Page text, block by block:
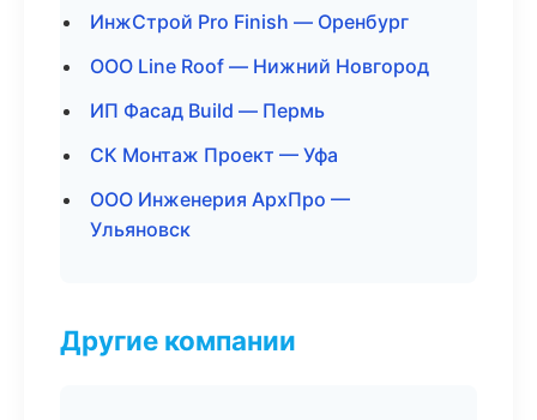
ИнжСтрой Pro Finish — Оренбург
ООО Line Roof — Нижний Новгород
ИП Фасад Build — Пермь
СК Монтаж Проект — Уфа
ООО Инженерия АрхПро —
Ульяновск
Другие компании